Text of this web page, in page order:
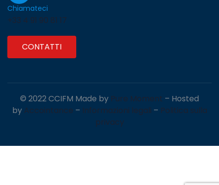
Chiamateci
+33 4 91 90 81 17
CONTATTI
© 2022 CCIFM Made by Pure Moment – Hosted
by Accointance – Informazioni legali – Politica sulla
privacy